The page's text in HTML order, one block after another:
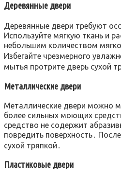
Деревянные двери
Деревянные двери требуют
Используйте мягкую ткань и
небольшим количеством
Избегайте чрезмерного
мытья протрите дверь сухой
Металлические двери
Металлические двери можно
более сильных моющих
средство не содержит
повредить поверхность․
сухой тряпкой․
Пластиковые двери